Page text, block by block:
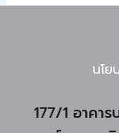
นโ
177/1 อาคา